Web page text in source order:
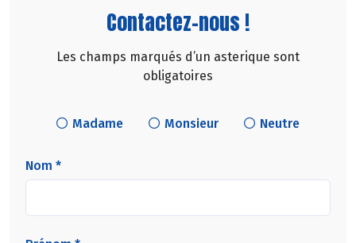
Contactez-nous !
Les champs marqués d’un asterique sont
obligatoires
Madame Monsieur Neutre
Nom *